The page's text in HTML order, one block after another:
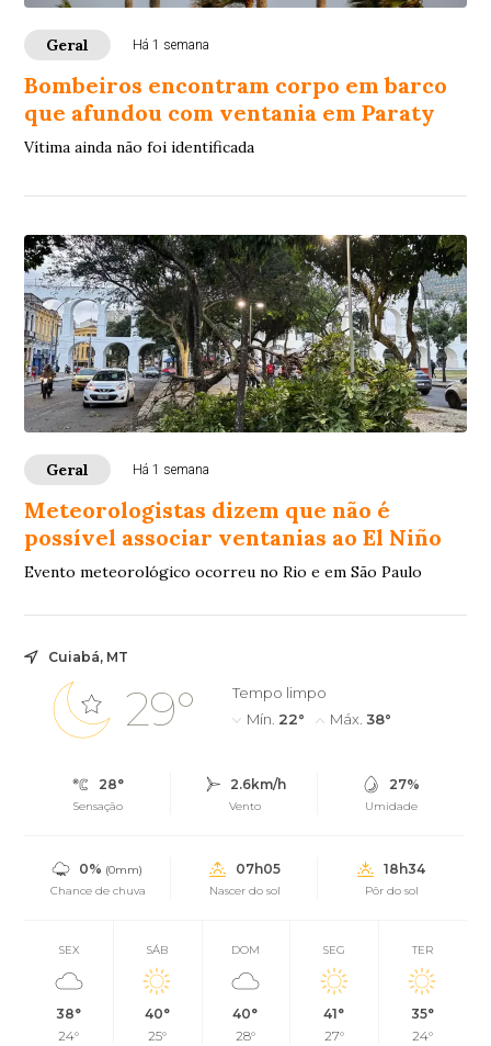
Geral Há 1 semana
Bombeiros encontram corpo em barco
que afundou com ventania em Paraty
Vítima ainda não foi identificada
Geral Há 1 semana
Meteorologistas dizem que não é
possível associar ventanias ao El Niño
Evento meteorológico ocorreu no Rio e em São Paulo
Cuiabá, MT
29°
Tempo limpo
Mín. 22° Máx. 38°
28°
Sensação
2.6km/h
Vento
27%
Umidade
0% (0mm)
Chance de chuva
07h05
Nascer do sol
18h34
Pôr do sol
SEX
38°
24°
SÁB
40°
25°
DOM
40°
28°
SEG
41°
27°
TER
35°
24°